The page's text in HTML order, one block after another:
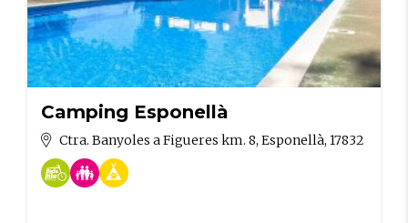
Camping Esponellà
Ctra. Banyoles a Figueres km. 8, Esponellà, 17832